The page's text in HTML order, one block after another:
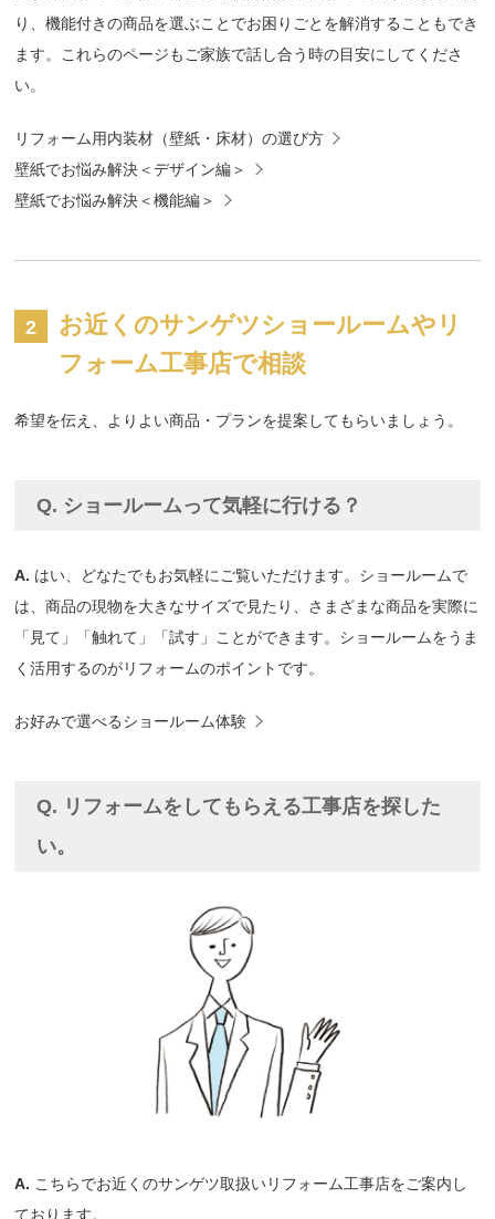
り、機能付きの商品を選ぶことでお困りごとを解消することもでき
ます。これらのページもご家族で話し合う時の目安にしてくださ
い。
リフォーム用内装材（壁紙・床材）の選び方
壁紙でお悩み解決＜デザイン編＞
壁紙でお悩み解決＜機能編＞
お近くのサンゲツショールームやリ
フォーム工事店で相談
希望を伝え、よりよい商品・プランを提案してもらいましょう。
Q. ショールームって気軽に行ける？
A. はい、どなたでもお気軽にご覧いただけます。ショールームで
は、商品の現物を大きなサイズで見たり、さまざまな商品を実際に
「見て」「触れて」「試す」ことができます。ショールームをうま
く活用するのがリフォームのポイントです。
お好みで選べるショールーム体験
Q. リフォームをしてもらえる工事店を探した
い。
A. こちらでお近くのサンゲツ取扱いリフォーム工事店をご案内し
ております。